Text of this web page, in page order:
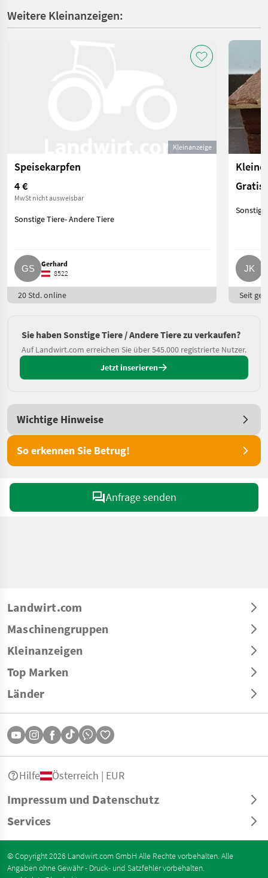
Weitere Kleinanzeigen:
Kleinanzeige
Speisekarpfen
4 €
MwSt nicht ausweisbar
Sonstige Tiere- Andere Tiere
Gerhard
8522
20 Std. online
Gratis
Seit
Sie haben Sonstige Tiere / Andere Tiere zu verkaufen?
Auf Landwirt.com erreichen Sie über 545.000 registrierte Nutzer.
Jetzt inserieren
Wichtige Hinweise
So erkennen Sie Betrug!
Anfrage senden
Landwirt.com
Maschinengruppen
Kleinanzeigen
Top Marken
Länder
Impressum und Datenschutz
Services
Hilfe Österreich | EUR
© Copyright 2026 Landwirt.com GmbH Alle Rechte vorbehalten. Alle
Angaben ohne Gewähr - Druck- und Satzfehler vorbehalten.